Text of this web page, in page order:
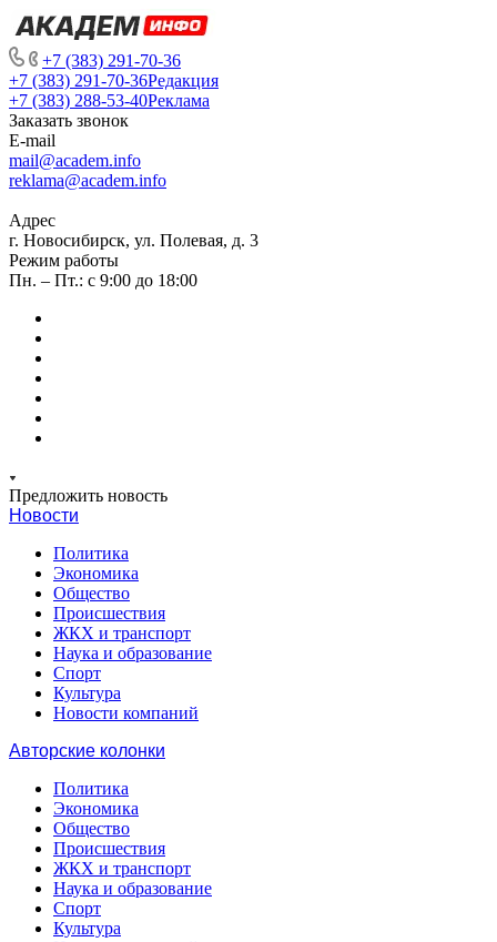
+7 (383) 291-70-36
+7 (383) 291-70-36Редакция
+7 (383) 288-53-40Реклама
Заказать звонок
E-mail
mail@academ.info
reklama@academ.info
Адрес
г. Новосибирск, ул. Полевая, д. 3
Режим работы
Пн. – Пт.: с 9:00 до 18:00
Предложить новость
Новости
Политика
Экономика
Общество
Происшествия
ЖКХ и транспорт
Наука и образование
Спорт
Культура
Новости компаний
Авторские колонки
Политика
Экономика
Общество
Происшествия
ЖКХ и транспорт
Наука и образование
Спорт
Культура